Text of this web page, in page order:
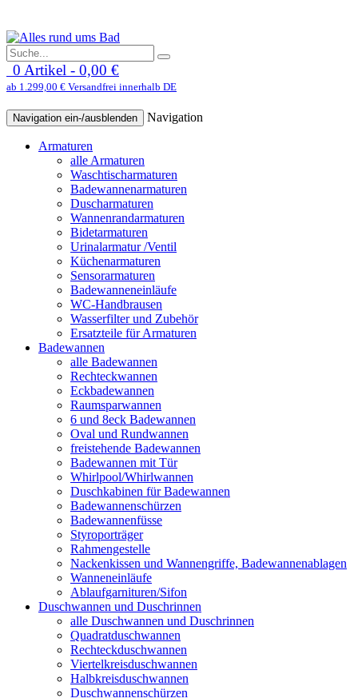
0 Artikel - 0,00 €
ab 1.299,00 € Versandfrei innerhalb DE
Navigation ein-/ausblenden Navigation
Armaturen
alle Armaturen
Waschtischarmaturen
Badewannenarmaturen
Duscharmaturen
Wannenrandarmaturen
Bidetarmaturen
Urinalarmatur /Ventil
Küchenarmaturen
Sensorarmaturen
Badewanneneinläufe
WC-Handbrausen
Wasserfilter und Zubehör
Ersatzteile für Armaturen
Badewannen
alle Badewannen
Rechteckwannen
Eckbadewannen
Raumsparwannen
6 und 8eck Badewannen
Oval und Rundwannen
freistehende Badewannen
Badewannen mit Tür
Whirlpool/Whirlwannen
Duschkabinen für Badewannen
Badewannenschürzen
Badewannenfüsse
Styroporträger
Rahmengestelle
Nackenkissen und Wannengriffe, Badewannenablagen
Wanneneinläufe
Ablaufgarnituren/Sifon
Duschwannen und Duschrinnen
alle Duschwannen und Duschrinnen
Quadratduschwannen
Rechteckduschwannen
Viertelkreisduschwannen
Halbkreisduschwannen
Duschwannenschürzen